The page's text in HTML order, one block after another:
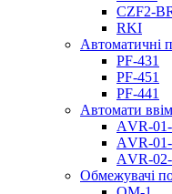
CZF2-
RKI
Автоматичні
PF-431
PF-451
PF-441
Автомати
АVR-
АVR-
АVR-
Обмежувачі